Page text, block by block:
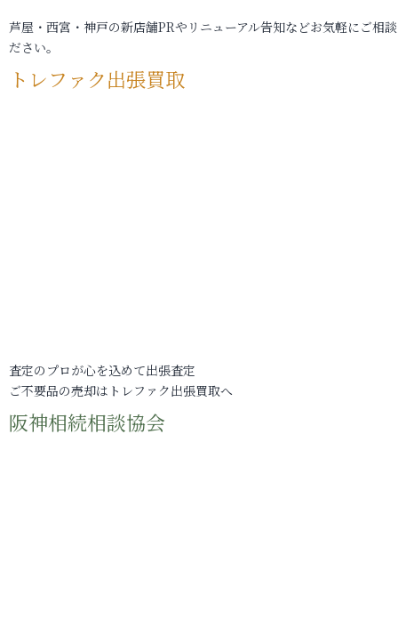
芦屋・西宮・神戸の新店舗PRやリニューアル告知などお気軽にご相
ださい。
トレファク出張買取
査定のプロが心を込めて出張査定
ご不要品の売却はトレファク出張買取へ
阪神相続相談協会